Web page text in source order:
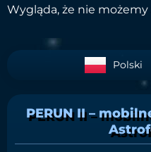
Wygląda, że nie
Polski
PERUN II –